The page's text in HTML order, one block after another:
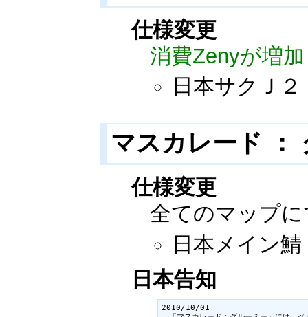
仕様変更
消費Zenyが増加
日本サクＪ２
マスカレード ：
仕様変更
全てのマップ
日本メイン
日本告知
2010/10/01